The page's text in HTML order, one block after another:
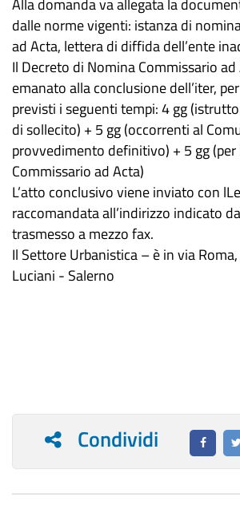
dalle norme vigenti: istanza di
ad Acta, lettera di diffida dell’ente
Il Decreto di Nomina Commissario
emanato alla conclusione dell’iter,
previsti i seguenti tempi: 4 gg
di sollecito) + 5 gg (occorrenti al
provvedimento definitivo) + 5 gg
Commissario ad Acta)
L’atto conclusivo viene inviato con
raccomandata all’indirizzo indicato
trasmesso a mezzo fax.
Il Settore Urbanistica – è in via
Luciani - Salerno
Condividi